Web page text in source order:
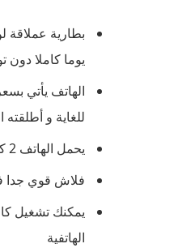
يوما كاملا
للغاية و
يحمل الهاتف 2 كاميرا واحدة خلفية 5 ميجا بيكسل و أمامية 8 ميجا بيكسل
فلاش قوي جدا
الهاتفية